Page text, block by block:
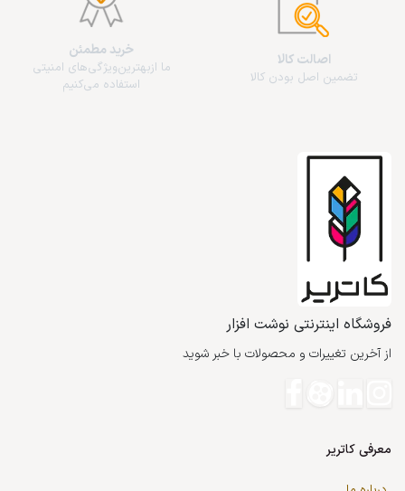
اصالت کالا
تضمین اصل بودن کالا
خرید مطمئن
ما از‌بهترین‌ویژگی‌های امنیتی
استفاده می‌کنیم
فروشگاه اینترنتی نوشت افزار
از آخرین تغییرات و محصولات با خبر شوید
معرفی کاتریر